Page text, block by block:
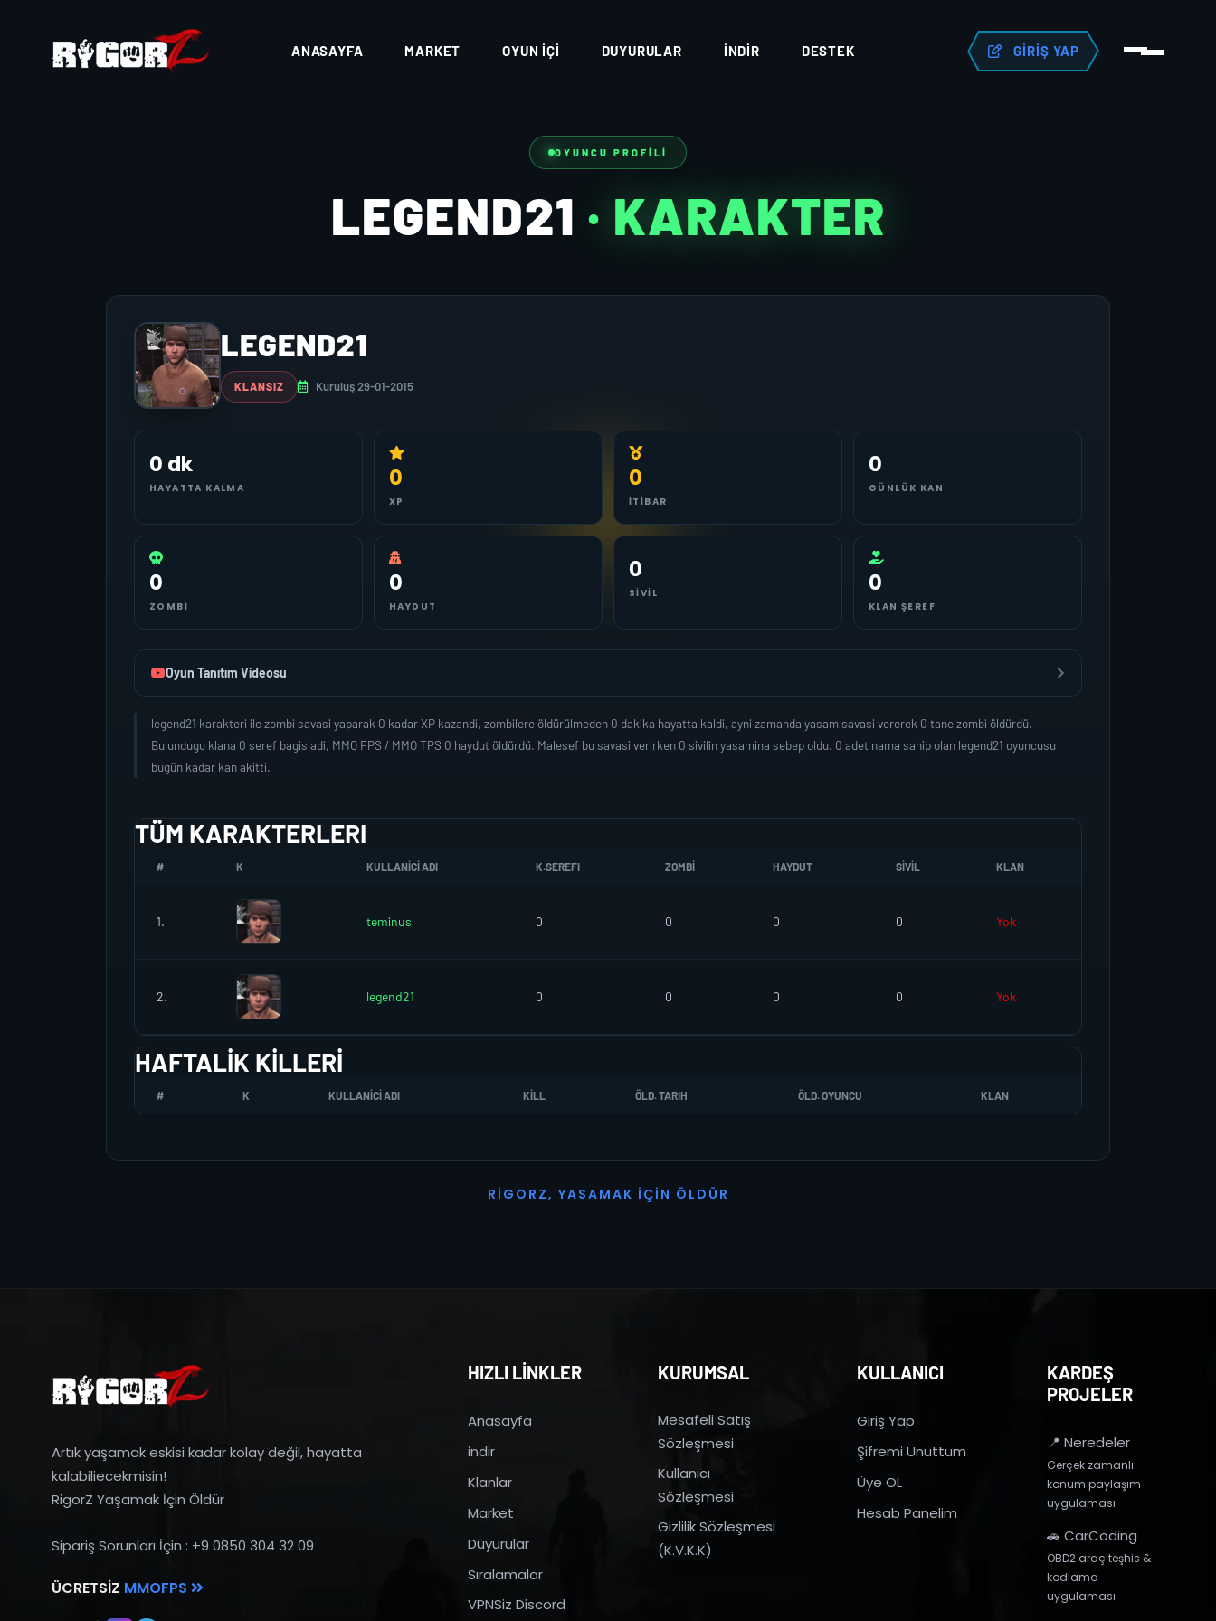
ANASAYFA MARKET OYUN İÇI DUYURULAR İNDIR DESTEK GIRIŞ YAP
OYUNCU PROFILI
LEGEND21 · KARAKTER
LEGEND21
KLANSIZ Kuruluş 29-01-2015
0 dk
HAYATTA KALMA 0
XP
0
İTIBAR
0
GÜNLÜK KAN
0
ZOMBI
0
HAYDUT
0
SIVIL 0
KLAN ŞEREF
Oyun Tanıtım Videosu
legend21 karakteri ile zombi savasi yaparak 0 kadar XP kazandi, zombilere öldürülmeden 0 dakika hayatta kaldi, ayni zamanda yasam savasi vererek 0 tane zombi öldürdü.
Bulundugu klana 0 seref bagisladi, MMO FPS / MMO TPS 0 haydut öldürdü. Malesef bu savasi verirken 0 sivilin yasamina sebep oldu. 0 adet nama sahip olan legend21 oyuncusu
bugün kadar kan akitti.
TÜM KARAKTERLERI
# K KULLANICI ADI K.SEREFI ZOMBI HAYDUT SIVIL KLAN
1. teminus 0 0 0 0 Yok
2. legend21 0 0 0 0 Yok
HAFTALIK KILLERI
# K KULLANICI ADI KILL ÖLD. TARIH ÖLD. OYUNCU KLAN
R I G O R Z, YASAMAK İ ÇI N Ö L D Ü R
Artık yaşamak eskisi kadar kolay değil, hayatta
kalabiliecekmisin!
RigorZ Yaşamak İçin Öldür
Sipariş Sorunları İçin : +9 0850 304 32 09
ÜCRETSIZ MMOFPS
HIZLI LİNKLER
Anasayfa
indir
Klanlar
Market
Duyurular
Sıralamalar
VPNSiz Discord
KURUMSAL
Mesafeli Satış
Sözleşmesi
Kullanıcı
Sözleşmesi
Gizlilik Sözleşmesi
(K.V.K.K)
KULLANICI
Giriş Yap
Şifremi Unuttum
Üye OL
Hesab Panelim
KARDEŞ
PROJELER
📍 Neredeler
Gerçek zamanlı
konum paylaşım
uygulaması
🚗 CarCoding
OBD2 araç teşhis &
kodlama
uygulaması